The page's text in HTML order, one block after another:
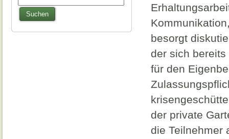
Suchen
besorgt
der sich
für den
der private
die Teilnehmer